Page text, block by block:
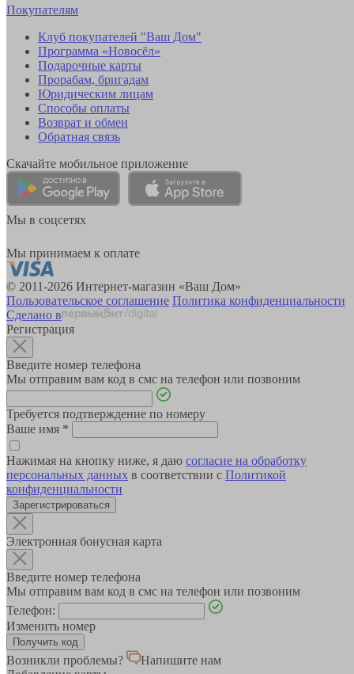
Покупателям
Клуб покупателей "Ваш Дом"
Программа «Новосёл»
Подарочные карты
Прорабам, бригадам
Юридическим лицам
Способы оплаты
Возврат и обмен
Обратная связь
Скачайте мобильное приложение
Мы в соцсетях
Мы принимаем к оплате
© 2011-2026 Интернет-магазин «Ваш Дом»
Пользовательское соглашение Политика конфиденциальности
Сделано в
Регистрация
Введите номер телефона
Мы отправим вам код в смс на телефон или позвоним
Требуется подтверждение по номеру
Ваше имя *
Нажимая на кнопку ниже, я даю согласие на обработку
персональных данных в соответствии с Политикой
конфиденциальности
Зарегистрироваться
Электронная бонусная карта
Введите номер телефона
Мы отправим вам код в смс на телефон или позвоним
Телефон:
Изменить номер
Возникли проблемы?
Напишите нам